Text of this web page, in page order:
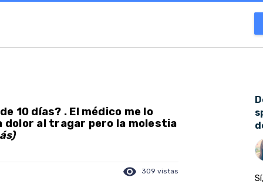
10 días? . El médico me lo
dolor al tragar pero la molestia
visibility 309 vistas